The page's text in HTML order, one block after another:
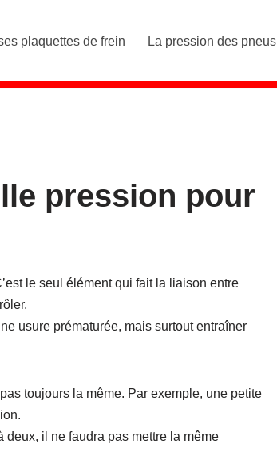
plaquettes de frein La pression des pneus
pression pour
le seul élément qui fait la liaison entre
usure prématurée, mais surtout entraîner
toujours la même. Par exemple, une petite
deux, il ne faudra pas mettre la même